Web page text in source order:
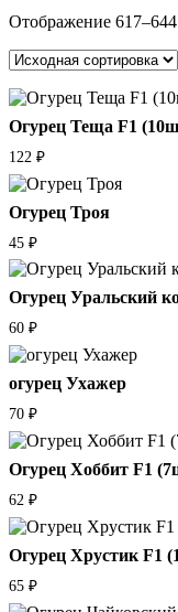
Отображение
Огурец Теща F1
122 ₽
Огурец Троя
45 ₽
Огурец Уральский
60 ₽
огурец Ухажер
70 ₽
Огурец Хоббит F1
62 ₽
Огурец Хрустик F1
65 ₽